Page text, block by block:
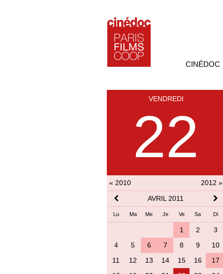
CINÉDOC
VENDREDI
22
« 2010
2012 »
AVRIL 2011
Lu Ma Me Je Ve Sa Di
1 2
3
4
5 6 7 8 9
10
11
12 13 14 15 16
17